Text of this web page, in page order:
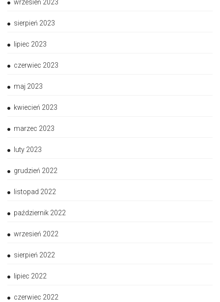
wrzesień 2023
sierpień 2023
lipiec 2023
czerwiec 2023
maj 2023
kwiecień 2023
marzec 2023
luty 2023
grudzień 2022
listopad 2022
październik 2022
wrzesień 2022
sierpień 2022
lipiec 2022
czerwiec 2022